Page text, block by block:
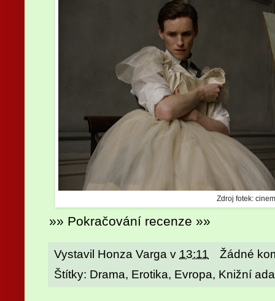
Zdroj fotek:
»» Pokračování recenze »»
Vystavil Honza Varga v 13:11
Žádné
Štítky: Drama, Erotika, Evropa, Knižní